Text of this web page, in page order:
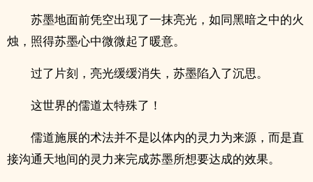
苏墨地面前凭空出现了一抹亮光，如同黑暗之中的火
烛，照得苏墨心中微微起了暖意。
过了片刻，亮光缓缓消失，苏墨陷入了沉思。
这世界的儒道太特殊了！
儒道施展的术法并不是以体内的灵力为来源，而是直
接沟通天地间的灵力来完成苏墨所想要达成的效果。